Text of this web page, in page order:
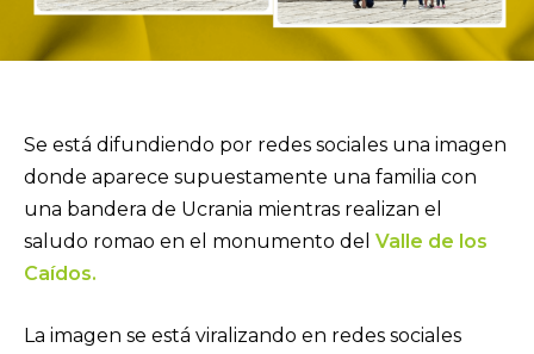
Se está difundiendo por redes sociales una imagen
donde aparece supuestamente una familia con
una bandera de Ucrania mientras realizan el
saludo romao en el monumento del Valle de los
Caídos.
La imagen se está viralizando en redes sociales